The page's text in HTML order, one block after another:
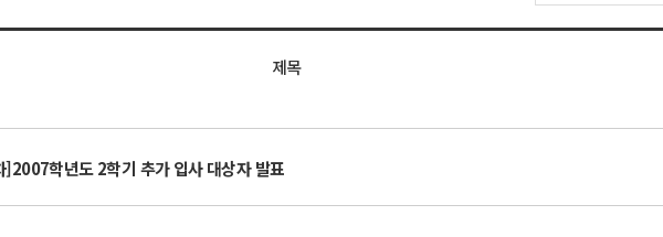
제목
학년도 2학기 추가 입사 대상자 발표